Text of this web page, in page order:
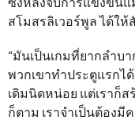
สโมสรลิเวอร์พูล ได้ใ
“มันเป็นเกมที่ยากลำบ
พวกเขาทำประตูแรกไ
เดิมนิดหน่อย แต่เราก็ส
ก็ตาม เราจำเป็นต้อง